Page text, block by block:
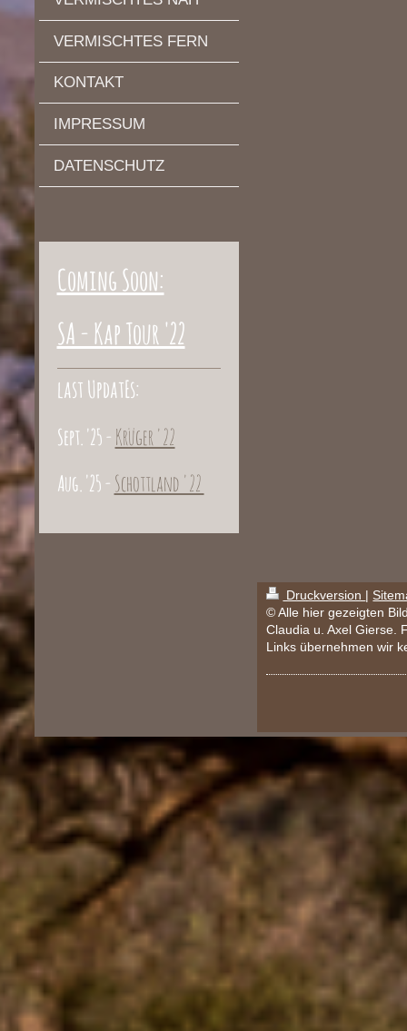
VERMISCHTES FERN
KONTAKT
IMPRESSUM
DATENSCHUTZ
Coming Soon:
SA - Kap Tour '22
last UpdatEs:
Sept. '25 - Krüger '22
Aug. '25 - Schottland '22
Druckversion |
© Alle hier gezeigten
Claudia u. Axel Gierse.
Links übernehmen wir